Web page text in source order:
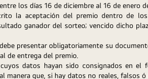
los días 16 de diciembre al 16 de enero
la aceptación del premio dentro de
ganador del sorteo; vencido dicho
presentar obligatoriamente su
de entrega del premio.
datos hayan sido consignados en
manera que, si hay datos no reales, falsos